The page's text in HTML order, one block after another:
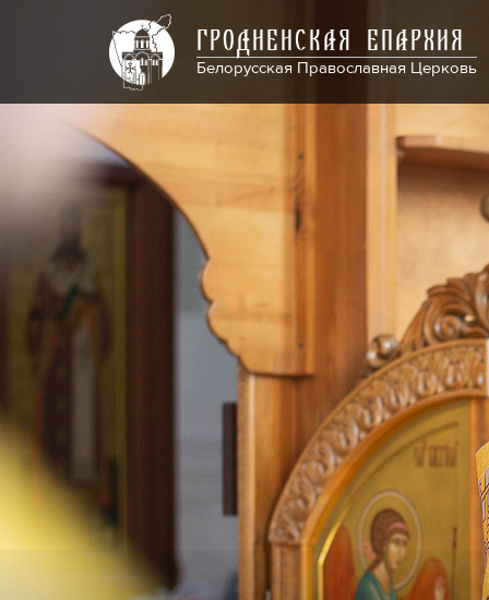
ГРОДНЕНСКАЯ ЕПАРХИЯ
Белорусская Православная Церковь